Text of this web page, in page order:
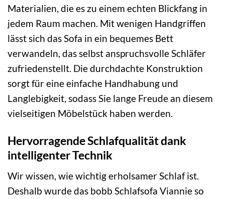
Materialien, die es zu einem echten Blickfang in
jedem Raum machen. Mit wenigen Handgriffen
lässt sich das Sofa in ein bequemes Bett
verwandeln, das selbst anspruchsvolle Schläfer
zufriedenstellt. Die durchdachte Konstruktion
sorgt für eine einfache Handhabung und
Langlebigkeit, sodass Sie lange Freude an diesem
vielseitigen Möbelstück haben werden.
Hervorragende Schlafqualität dank
intelligenter Technik
Wir wissen, wie wichtig erholsamer Schlaf ist.
Deshalb wurde das bobb Schlafsofa Viannie so